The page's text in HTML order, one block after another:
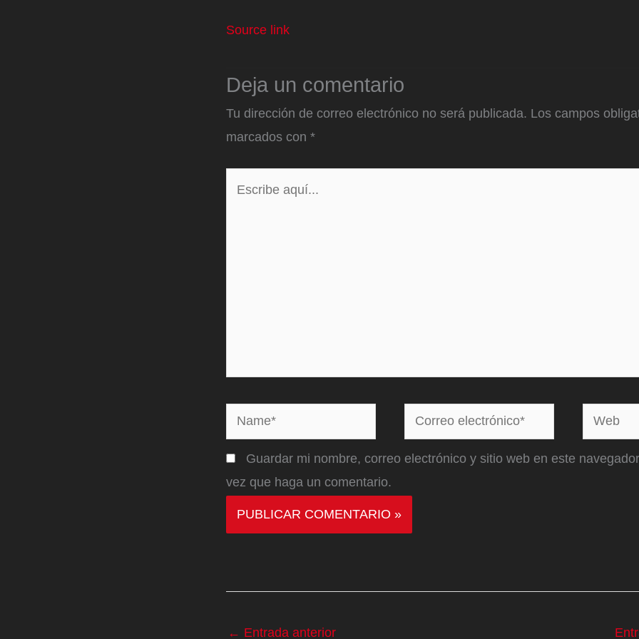
Source link
Deja un comentario
Tu dirección de correo electrónico no será publicada. Los campos
marcados con *
Name*
Correo
electrónico*
Web
Guardar mi nombre, correo electrónico y sitio web en este
vez que haga un comentario.
← Entrada anterior